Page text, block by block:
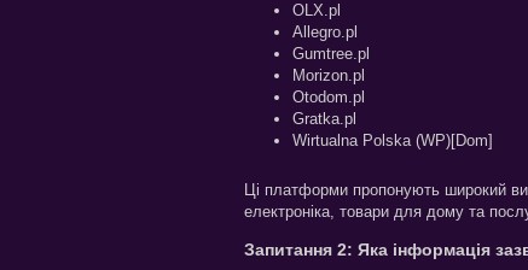
OLX.pl
Allegro.pl
Gumtree.pl
Morizon.pl
Otodom.pl
Gratka.pl
Wirtualna Polska (WP)[Dom]
Ці платформи пропонують широкий
електроніка, товари для дому та
Запитання 2: Яка інформація